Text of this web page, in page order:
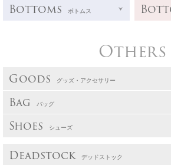
Bottoms ボトムス
Others
Goods グッズ・アクセサリー
Bag バッグ
Shoes シューズ
Deadstock デッドストック